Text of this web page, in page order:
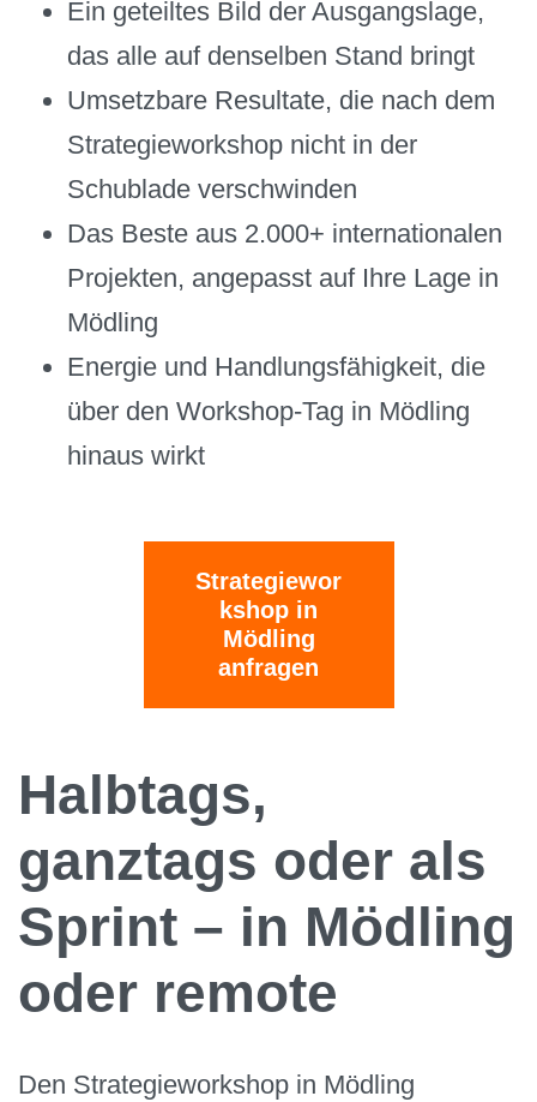
Ein geteiltes Bild der Ausgangslage,
das alle auf denselben Stand bringt
Umsetzbare Resultate, die nach dem
Strategieworkshop nicht in der
Schublade verschwinden
Das Beste aus 2.000+ internationalen
Projekten, angepasst auf Ihre Lage in
Mödling
Energie und Handlungsfähigkeit, die
über den Workshop-Tag in Mödling
hinaus wirkt
Strategiewor
kshop in
Mödling
anfragen
Halbtags,
ganztags oder als
Sprint – in Mödling
oder remote
Den Strategieworkshop in Mödling